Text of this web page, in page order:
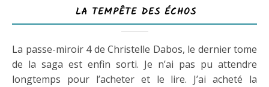
LA TEMPÊTE DES ÉCHOS
La passe-miroir 4 de Christelle Dabos, le dernier tome
de la saga est enfin sorti. Je n’ai pas pu attendre
longtemps pour l’acheter et le lire. J’ai acheté la